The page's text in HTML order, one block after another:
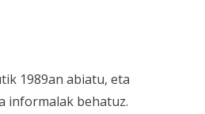
1989an abiatu, eta
informalak behatuz.